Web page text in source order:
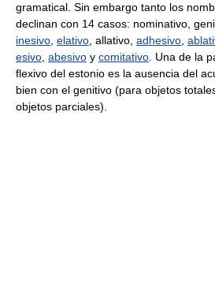
gramatical. Sin embargo tanto los
declinan con 14 casos: nominativo,
inesivo elativo , allativo, adhesivo
esivo abesivo y comitativo . Una de la
flexivo del estonio es la ausencia del
bien con el genitivo (para objetos
objetos parciales).